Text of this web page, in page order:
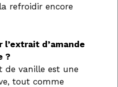
refroidir encore
d’amande
?
de vanille est une
tout comme